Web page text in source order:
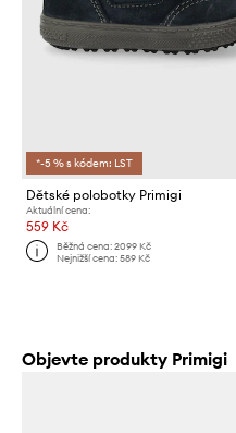
*-5 % s kódem: LST
Dětské polobotky Primigi
Aktuální cena:
559 Kč
Běžná cena:2099 Kč
Nejnižší cena:589 Kč
Objevte produkty Primigi